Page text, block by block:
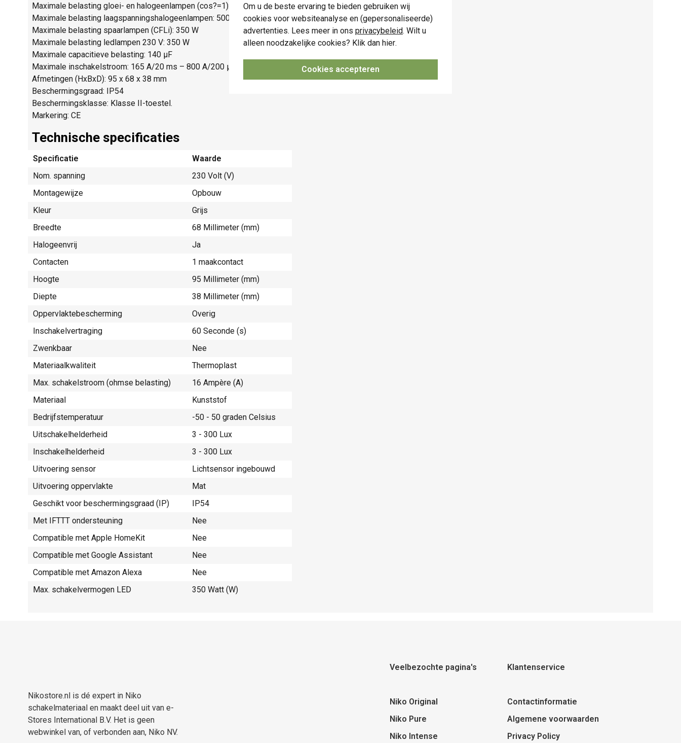
Om u de beste ervaring te bieden gebruiken wij
cookies voor websiteanalyse en (gepersonaliseerde)
advertenties. Lees meer in ons privacybeleid. Wilt u
alleen noodzakelijke cookies? Klik dan hier.
Cookies accepteren
Maximale belasting gloei- en halogeenlampen (cos?=1): 2300 W
Maximale belasting laagspanningshalogeenlampen: 500 W
Maximale belasting spaarlampen (CFLi): 350 W
Maximale belasting ledlampen 230 V: 350 W
Maximale capacitieve belasting: 140 µF
Maximale inschakelstroom: 165 A/20 ms – 800 A/200 µs
Afmetingen (HxBxD): 95 x 68 x 38 mm
Beschermingsgraad: IP54
Beschermingsklasse: Klasse II-toestel.
Markering: CE
Technische specificaties
Specificatie
Waarde
Nom. spanning
230 Volt (V)
Montagewijze
Opbouw
Kleur
Grijs
Breedte
68 Millimeter (mm)
Halogeenvrij
Ja
Contacten
1 maakcontact
Hoogte
95 Millimeter (mm)
Diepte
38 Millimeter (mm)
Oppervlaktebescherming
Overig
Inschakelvertraging
60 Seconde (s)
Zwenkbaar
Nee
Materiaalkwaliteit
Thermoplast
Max. schakelstroom (ohmse belasting)
16 Ampère (A)
Materiaal
Kunststof
Bedrijfstemperatuur
-50 - 50 graden Celsius
Uitschakelhelderheid
3 - 300 Lux
Inschakelhelderheid
3 - 300 Lux
Uitvoering sensor
Lichtsensor ingebouwd
Uitvoering oppervlakte
Mat
Geschikt voor beschermingsgraad (IP)
IP54
Met IFTTT ondersteuning
Nee
Compatible met Apple HomeKit
Nee
Compatible met Google Assistant
Nee
Compatible met Amazon Alexa
Nee
Max. schakelvermogen LED
350 Watt (W)
Nikostore.nl is dé expert in Niko
schakelmateriaal en maakt deel uit van e-
Stores International B.V. Het is geen
webwinkel van, of verbonden aan, Niko NV.
Veelbezochte pagina's
Niko Original
Niko Pure
Niko Intense
Klantenservice
Contactinformatie
Algemene voorwaarden
Privacy Policy